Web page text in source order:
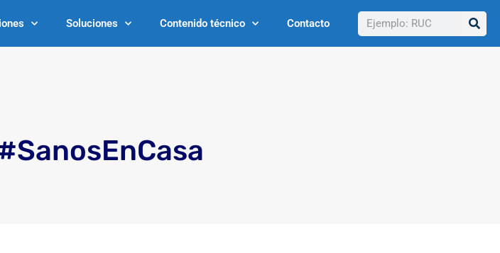
Soluciones Contenido técnico Contacto Buscar